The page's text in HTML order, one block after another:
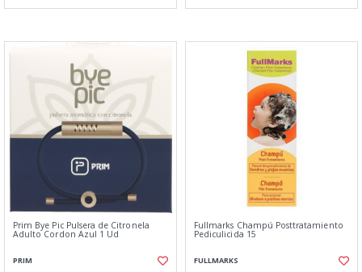
Prim Bye Pic Pulsera de Citronela
Adulto Cordon Azul 1 Ud
PRIM
Fullmarks Champú Posttratamiento
Pediculicida 15
FULLMARKS